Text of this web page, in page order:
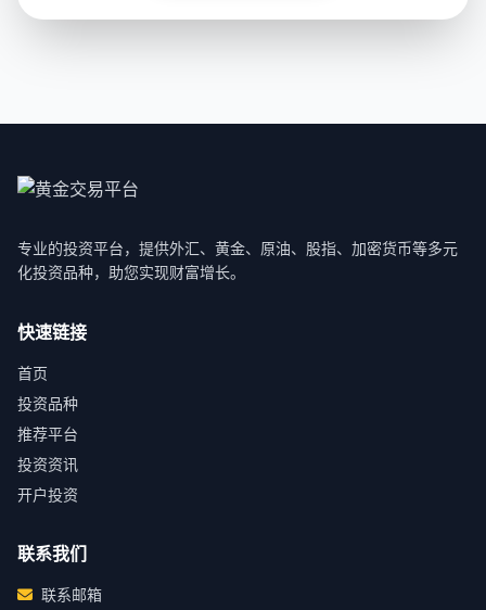
专业的投资平台，提供外汇、黄金、原油、股指、加密货币等多元
化投资品种，助您实现财富增长。
快速链接
首页
投资品种
推荐平台
投资资讯
开户投资
联系我们
联系邮箱